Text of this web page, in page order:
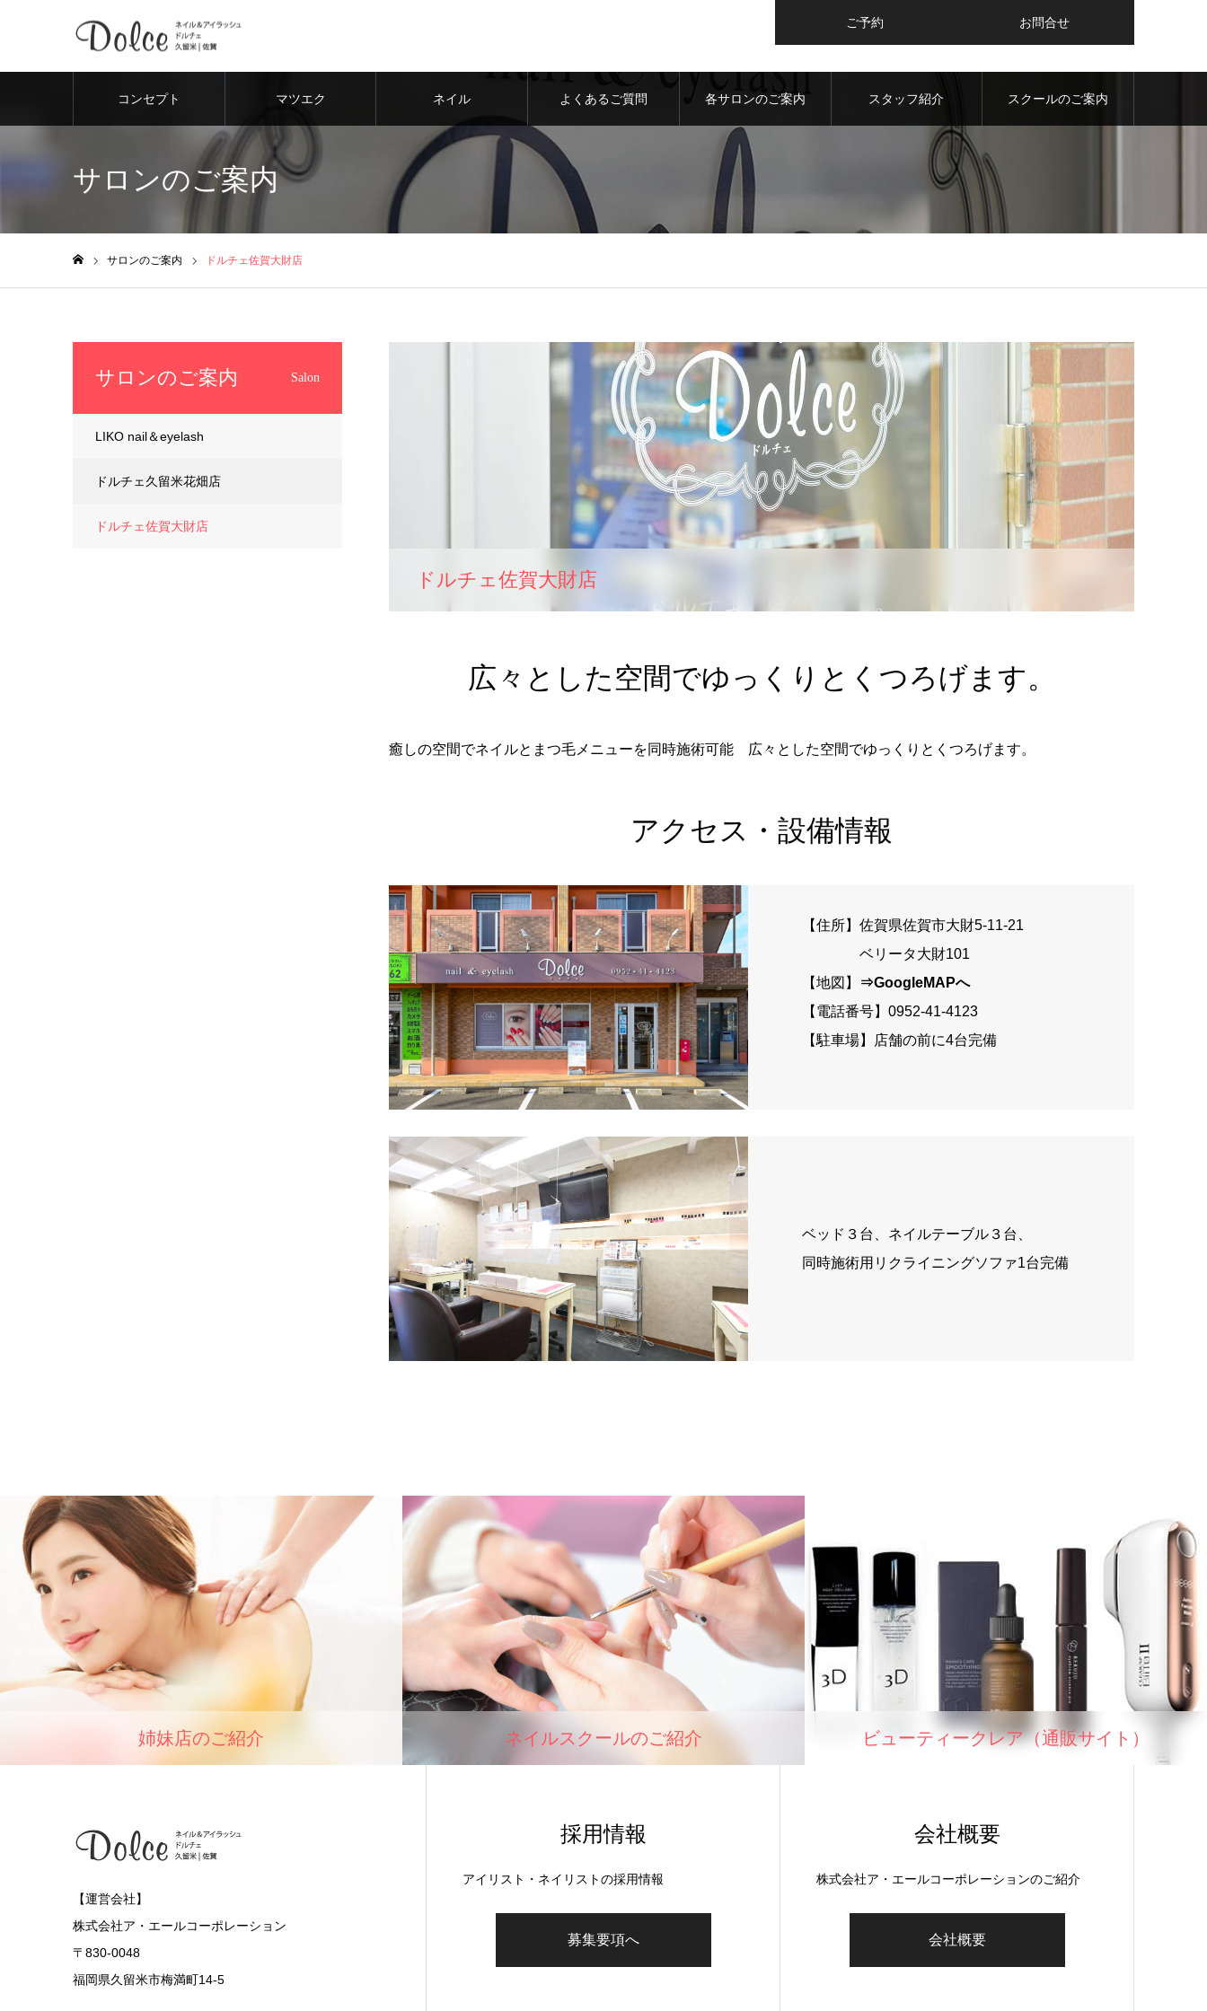
ご予約 お問合せ
コンセプト マツエク ネイル よくあるご質問 各サロンのご案内 スタッフ紹介 スクールのご案内
サロンのご案内
サロンのご案内 ドルチェ佐賀大財店
ドルチェ佐賀大財店
広々とした空間でゆっくりとくつろげます。
癒しの空間でネイルとまつ毛メニューを同時施術可能 広々とした空間でゆっくりとくつろげます。
アクセス・設備情報
【住所】佐賀県佐賀市大財5-11-21
ベリータ大財101
【地図】
⇒GoogleMAPへ
【電話番号】0952-41-4123
【駐車場】店舗の前に4台完備
ベッド３台、ネイルテーブル３台、
同時施術用リクライニングソファ1台完備
サロンのご案内 Salon
LIKO nail＆eyelash
ドルチェ久留米花畑店
ドルチェ佐賀大財店
姉妹店のご紹介 ネイルスクールのご紹介 ビューティークレア（通販サイト）
【運営会社】
株式会社ア・エールコーポレーション
〒830-0048
福岡県久留米市梅満町14-5
採用情報
アイリスト・ネイリストの採用情報
募集要項へ
会社概要
株式会社ア・エールコーポレーションのご紹介
会社概要